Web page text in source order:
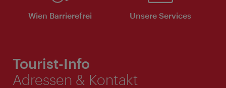
Wien Barrierefrei Unsere Services
Tourist-Info
Adressen & Kontakt